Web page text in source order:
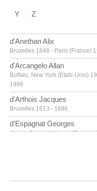
Y Z
d'Anethan Alix
Bruxelles 1848 - Paris (France)
d'Arcangelo Allan
Buffalo, New York (Etats-Unis)
1998
d'Arthois Jacques
Bruxelles 1613 - 1686
d'Espagnat Georges
Melun, Seine-et-Marne (France)
Grammont 1921 - Bruges 1996